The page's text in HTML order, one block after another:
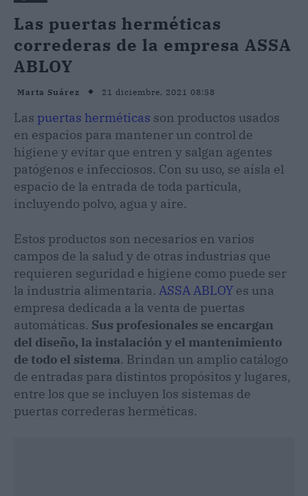
Las puertas herméticas
correderas de la empresa ASSA
ABLOY
Marta Suárez 21 diciembre, 2021 08:58
Las puertas herméticas son productos usados
en espacios para mantener un control de
higiene y evitar que entren y salgan agentes
patógenos e infecciosos. Con su uso, se aísla el
espacio de la entrada de toda partícula,
incluyendo polvo, agua y aire.
Estos productos son necesarios en varios
campos de la salud y de otras industrias que
requieren seguridad e higiene como puede ser
la industria alimentaria. ASSA ABLOY es una
empresa dedicada a la venta de puertas
automáticas. Sus profesionales se encargan
del diseño, la instalación y el mantenimiento
de todo el sistema. Brindan un amplio catálogo
de entradas para distintos propósitos y lugares,
entre los que se incluyen los sistemas de
puertas correderas herméticas.